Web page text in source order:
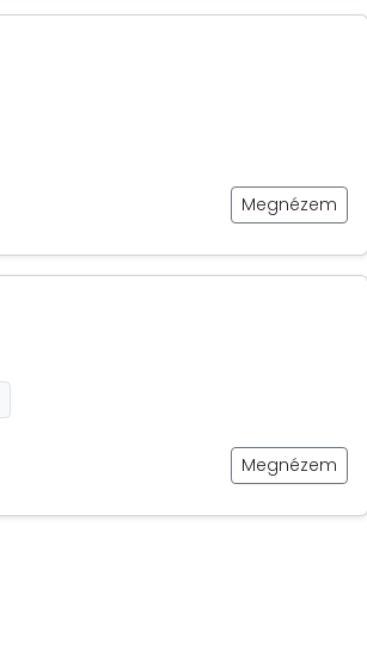
Megnézem
Megnézem